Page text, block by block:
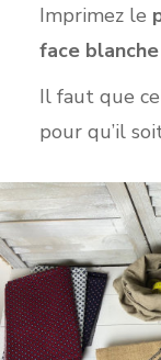
Imprimez le
face blanche
Il faut que
pour qu’il